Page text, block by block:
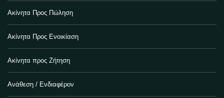
Ακίνητα Προς Πώληση
Ακίνητα Προς Ενοικίαση
Ακίνητα προς Ζήτηση
Ανάθεση / Ενδιαφέρον